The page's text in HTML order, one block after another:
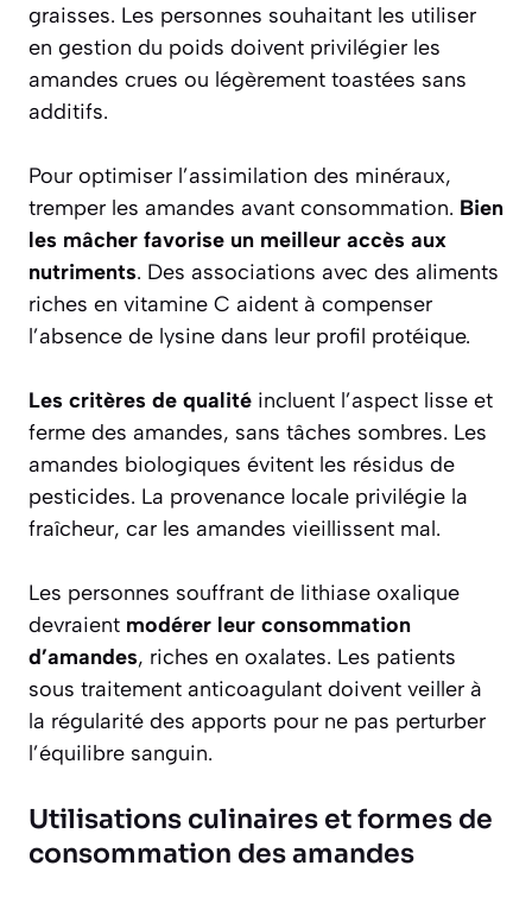
graisses. Les personnes souhaitant les utiliser
en gestion du poids doivent privilégier les
amandes crues ou légèrement toastées sans
additifs.
Pour optimiser l’assimilation des minéraux,
tremper les amandes avant consommation. Bien
les mâcher favorise un meilleur accès aux
nutriments. Des associations avec des aliments
riches en vitamine C aident à compenser
l’absence de lysine dans leur profil protéique.
Les critères de qualité incluent l’aspect lisse et
ferme des amandes, sans tâches sombres. Les
amandes biologiques évitent les résidus de
pesticides. La provenance locale privilégie la
fraîcheur, car les amandes vieillissent mal.
Les personnes souffrant de lithiase oxalique
devraient modérer leur consommation
d’amandes, riches en oxalates. Les patients
sous traitement anticoagulant doivent veiller à
la régularité des apports pour ne pas perturber
l’équilibre sanguin.
Utilisations culinaires et formes de
consommation des amandes